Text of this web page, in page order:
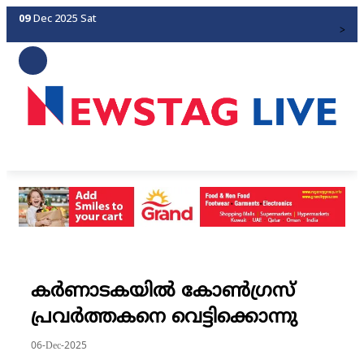
09 Dec 2025 Sat
>
കര്‍ണാടകയില്‍ കോണ്‍ഗ്രസ്
പ്രവര്‍ത്തകനെ വെട്ടിക്കൊന്നു
06-Dec-2025